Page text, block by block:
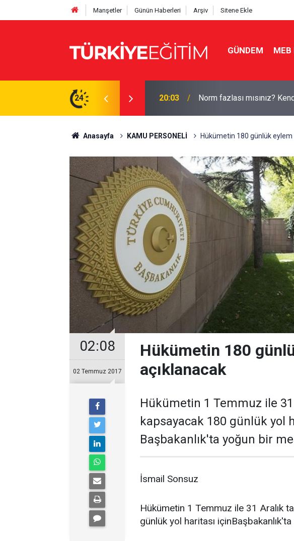
Manşetler Günün Haberleri Arşiv Sitene Ekle
GÜNDEM MEB
24
İşte tam çizelge 19:56 Bakan Tekin'den yeni sınav
Anasayfa KAMU PERSONELİ Hükümetin 180 günlük eylem
02:08
02 Temmuz 2017
Hükümetin 180
açıklanacak
Hükümetin 1 Temmuz ile
kapsayacak 180 günlük yol
Başbakanlık'ta yoğun bir
İsmail Sonsuz
Hükümetin 1 Temmuz ile 31 Aralık
günlük yol haritası